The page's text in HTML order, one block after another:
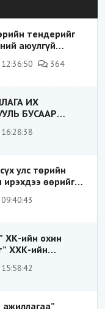
тендерийг
аюулгүй
364
ИХ
БУСААР
улс төрийн
өөрийгөө
“хуучин
нураагч” гэсэн
ХК-ийн охин
ХХК-ийн
ажиллаж байсан
хэрэг хаашаа